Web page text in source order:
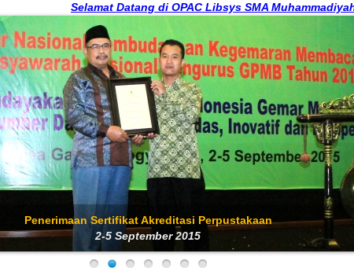
Selamat Datang di OPAC Libsys SMA Muhammadiyah 2 Yogyakarta